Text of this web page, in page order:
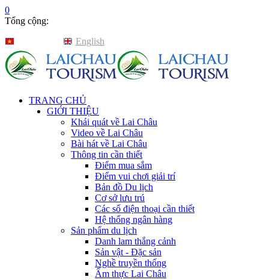
0
Tổng cộng:
English
TRANG CHỦ
GIỚI THIỆU
Khái quát về Lai Châu
Video về Lai Châu
Bài hát về Lai Châu
Thông tin cần thiết
Điểm mua sắm
Điểm vui chơi giải trí
Bản đồ Du lịch
Cơ sở lưu trú
Các số điện thoại cần thiết
Hệ thống ngân hàng
Sản phẩm du lịch
Danh lam thắng cảnh
Sản vật - Đặc sản
Nghề truyền thống
Ẩm thực Lai Châu